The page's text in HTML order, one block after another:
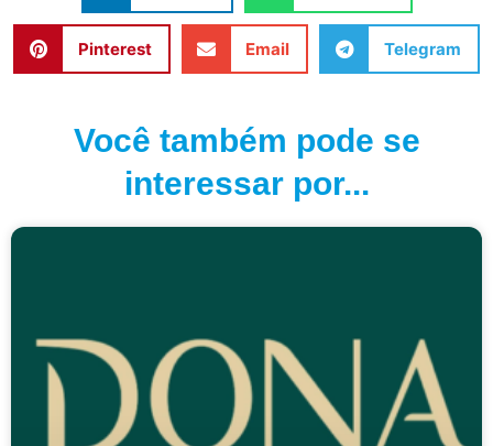
Pinterest Email Telegram
Você também pode se
interessar por...